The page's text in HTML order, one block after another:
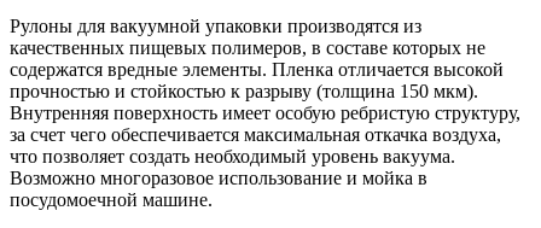
Рулоны для вакуумной упаковки производятся из
качественных пищевых полимеров, в составе которых не
содержатся вредные элементы. Пленка отличается высокой
прочностью и стойкостью к разрыву (толщина 150 мкм).
Внутренняя поверхность имеет особую ребристую структуру,
за счет чего обеспечивается максимальная откачка воздуха,
что позволяет создать необходимый уровень вакуума.
Возможно многоразовое использование и мойка в
посудомоечной машине.